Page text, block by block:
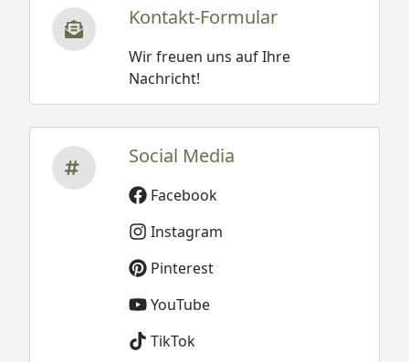
Kontakt-Formular
Wir freuen uns auf Ihre
Nachricht!
Social Media
Facebook
Instagram
Pinterest
YouTube
TikTok